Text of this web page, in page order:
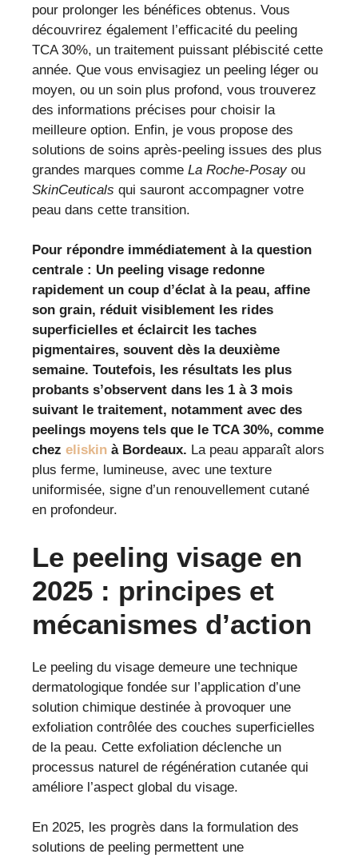
pour prolonger les bénéfices obtenus. Vous
découvrirez également l’efficacité du peeling
TCA 30%, un traitement puissant plébiscité cette
année. Que vous envisagiez un peeling léger ou
moyen, ou un soin plus profond, vous trouverez
des informations précises pour choisir la
meilleure option. Enfin, je vous propose des
solutions de soins après-peeling issues des plus
grandes marques comme La Roche-Posayou
SkinCeuticals qui sauront accompagner votre
peau dans cette transition.
Pour répondre immédiatement à la question
centrale : Un peeling visage redonne
rapidement un coup d’éclat à la peau, affine
son grain, réduit visiblement les rides
superficielles et éclaircit les taches
pigmentaires, souvent dès la deuxième
semaine. Toutefois, les résultats les plus
probants s’observent dans les 1 à 3 mois
suivant le traitement, notamment avec des
peelings moyens tels que le TCA 30%, comme
chez eliskin à Bordeaux. La peau apparaît alors
plus ferme, lumineuse, avec une texture
uniformisée, signe d’un renouvellement cutané
en profondeur.
Le peeling visage en
2025 : principes et
mécanismes d’action
Le peeling du visage demeure une technique
dermatologique fondée sur l’application d’une
solution chimique destinée à provoquer une
exfoliation contrôlée des couches superficielles
de la peau. Cette exfoliation déclenche un
processus naturel de régénération cutanée qui
améliore l’aspect global du visage.
En 2025, les progrès dans la formulation des
solutions de peeling permettent une